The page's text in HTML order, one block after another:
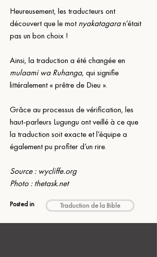
Heureusement, les traducteurs ont
découvert que le mot nyakatagara n’était
pas un bon choix !
Ainsi, la traduction a été changée en
mulaami wa Ruhanga, qui signifie
littéralement « prêtre de Dieu ».
Grâce au processus de vérification, les
haut-parleurs Lugungu ont veillé à ce que
la traduction soit exacte et l’équipe a
également pu profiter d’un rire.
Source : wycliffe.org
Photo : thetask.net
Posted in Traduction de la Bible